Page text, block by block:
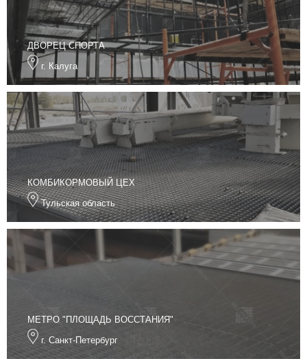
ДВОРЕЦ СПОРТА
г. Калуга
КОМБИКОРМОВЫЙ ЦЕХ
Тульская область
МЕТРО "ПЛОЩАДЬ ВОССТАНИЯ"
г. Санкт-Петербург